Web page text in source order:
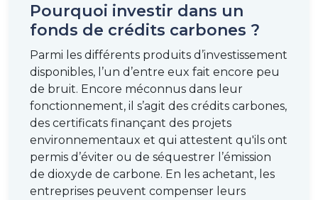
Le recours aux fonds reposant sur des total return
swaps permet ainsi aux banques de céder les actifs
tout en continuant à percevoir les flux
économiques associés, ce qui libère du capital
réglementaire pouvant être réalloué à d’autres
activités.
La rémunération versée au fonds correspond en
partie à l’économie de capital réalisée par la
banque», ajoute-t-il.
Risque de contrepartie bancaire
Pourquoi investir dans un
fonds de crédits carbones ?
Parmi les différents produits d’investissement
disponibles, l’un d’entre eux fait encore peu
de bruit. Encore méconnus dans leur
fonctionnement, il s’agit des crédits carbones,
des certificats finançant des projets
environnementaux et qui attestent qu'ils ont
permis d’éviter ou de séquestrer l’émission
de dioxyde de carbone. En les achetant, les
entreprises peuvent compenser leurs